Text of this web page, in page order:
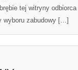
tej witryny
wyboru zabudowy […]